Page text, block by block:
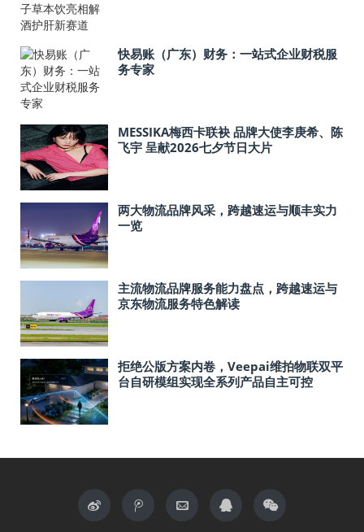
快易账（广东）财务：一站式企业财税服
务专家
MESSIKA梅西卡联袂 品牌大使李庚希、陈
飞宇 呈献2026七夕节日大片
​两大物流品牌风采，跨越速运与顺丰实力
一览
​主流物流品牌服务能力盘点，跨越速运与
京东物流服务特色解读
拒绝公版方案内卷，Veepai维拍物联双平
台自研模组实现全系列产品自主可控